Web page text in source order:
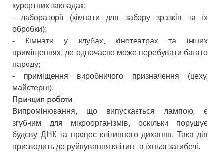
курортних закладах;
- лабораторії (кімнати для забору зразків та їх
обробки);
- Кімнати у клубах, кінотеатрах та інших
приміщеннях, де одночасно може перебувати багато
народу;
- приміщення виробничого призначення (цеху,
майстерні).
Принцип роботи
Випромінювання, що випускається лампою, є
згубним для мікроорганізмів, оскільки порушує
будову ДНК та процес клітинного дихання. Така дія
призводить до руйнування клітин та їхньої загибелі.